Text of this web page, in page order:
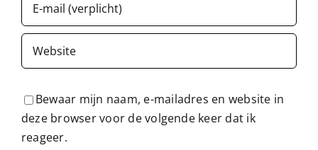
Bewaar mijn naam, e-mailadres en website in
deze browser voor de volgende keer dat ik
reageer.